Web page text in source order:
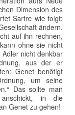
Dimension des
Sartre wie folgt:
ändern.
auf ihn rechnen,
ohne sie nicht
nicht denkbar
aus der er
Genet benötigt
um seine
Das sollte man
in die
Genet zu gehen!